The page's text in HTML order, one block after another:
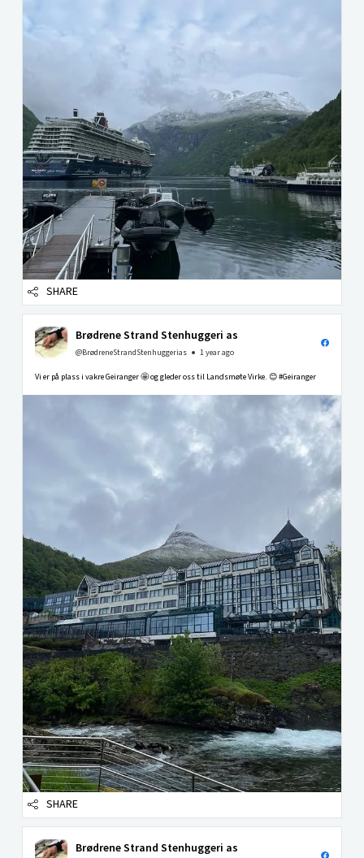
SHARE
Brødrene Strand Stenhuggeri as
@BrødreneStrandStenhuggerias 1 year ago
Vi er på plass i vakre Geiranger 🤩 og gleder oss til Landsmøte Virke. 😊 #Geiranger
SHARE
Brødrene Strand Stenhuggeri as